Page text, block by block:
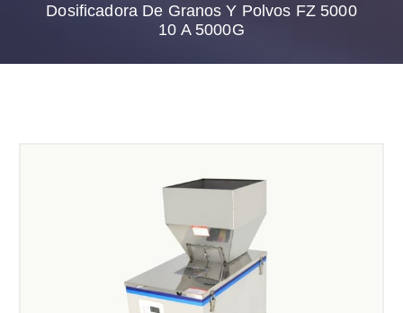
Dosificadora De Granos Y Polvos FZ 5000
10 A 5000G